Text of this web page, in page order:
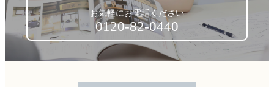
お気軽にお電話ください
0120-82-0440